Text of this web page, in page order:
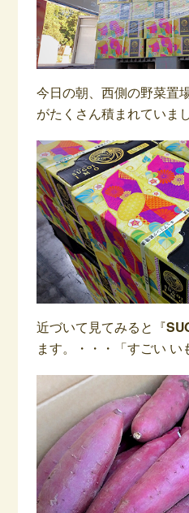
今日の朝、西側の野菜置
がたくさん積まれていまし
近づいて見てみると『
ます。・・・「すごい い